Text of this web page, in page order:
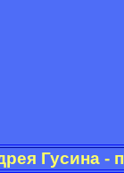
Гусина -